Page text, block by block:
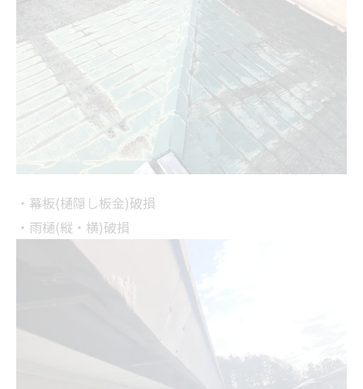
・幕板(樋隠し板金)破損
・雨樋(縦・横)破損